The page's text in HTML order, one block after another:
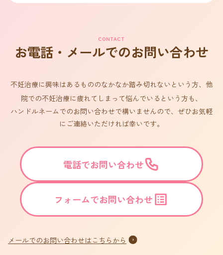
CONTACT
お電話・メールでのお問い合わせ
不妊治療に興味はあるもののなかなか踏み切れないという方、他
院での不妊治療に疲れてしまって悩んでいるという方も、
ハンドルネームでのお問い合わせで構いませんので、ぜひお気軽
にご連絡いただければ幸いです。
電話でお問い合わせ
フォームでお問い合わせ
メールでのお問い合わせはこちらから